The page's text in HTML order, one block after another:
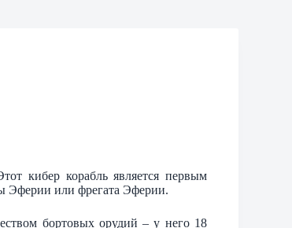
кибер корабль является первым
Эферии или фрегата Эферии.
бортовых орудий – у него 18